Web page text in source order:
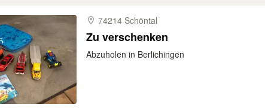
74214 Schöntal
Zu verschenken
Abzuholen in Berlichingen